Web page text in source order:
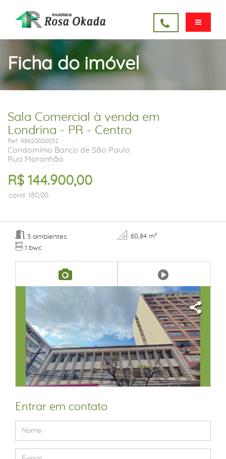
Ficha do imóvel
Sala Comercial à venda em
Londrina - PR - Centro
Ref.: 88620000032
Condomínio Banco de São Paulo
Rua Maranhão
R$ 144.900,00
cond. 180,00
3 ambientes
1 bwc
60,84 m²
Entrar em contato